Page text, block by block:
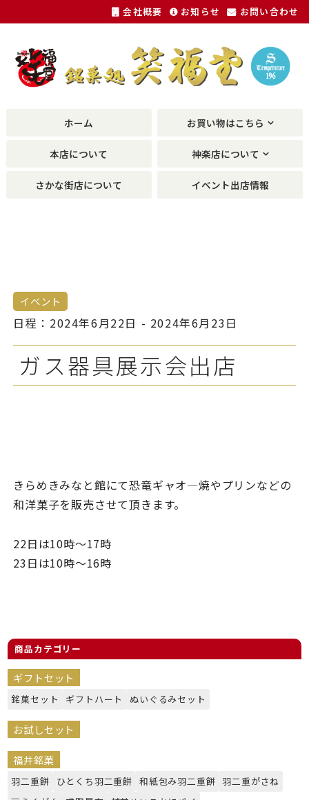
福井銘菓、敦賀銘菓の土産物が種類豊富に。
会社概要 お知らせ お問い合わせ
ホーム お買い物はこちら
本店について 神楽店について
さかな街店について イベント出店情報
イベント
日程：2024年6月22日 - 2024年6月23日
ガス器具展示会出店
きらめきみなと館にて恐竜ギャオ―焼やプリンなどの
和洋菓子を販売させて頂きます。
22日は10時～17時
23日は10時～16時
商品カテゴリー
ギフトセット
銘菓セット ギフトハート ぬいぐるみセット
お試しセット
福井銘菓
羽二重餅 ひとくち羽二重餅 和紙包み羽二重餅 羽二重がさね